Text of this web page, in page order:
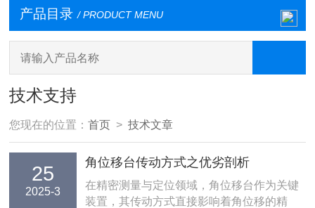
产品目录 / PRODUCT MENU
技术支持
您现在的位置：首页 >技术文章
25
2025-3
角位移台传动方式之优劣剖析
在精密测量与定位领域，角位移台作为关键
装置，其传动方式直接影响着角位移的精